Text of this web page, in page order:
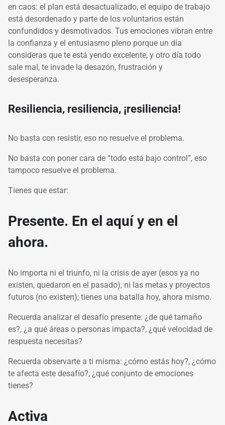
en caos: el plan está desactualizado, el equipo de trabajo
está desordenado y parte de los voluntarios están
confundidos y desmotivados. Tus emociones vibran entre
la confianza y el entusiasmo pleno porque un día
consideras que te está yendo excelente, y otro día todo
sale mal, te invade la desazón, frustración y
desesperanza.
Resiliencia, resiliencia, ¡resiliencia!
No basta con resistir, eso no resuelve el problema.
No basta con poner cara de “todo está bajo control”, eso
tampoco resuelve el problema.
Tienes que estar:
Presente. En el aquí y en el
ahora.
No importa ni el triunfo, ni la crisis de ayer (esos ya no
existen, quedaron en el pasado), ni las metas y proyectos
futuros (no existen); tienes una batalla hoy, ahora mismo.
Recuerda analizar el desafío presente: ¿de qué tamaño
es?, ¿a qué áreas o personas impacta?, ¿qué velocidad de
respuesta necesitas?
Recuerda observarte a ti misma: ¿cómo estás hoy?, ¿cómo
te afecta este desafío?, ¿qué conjunto de emociones
tienes?
Activa